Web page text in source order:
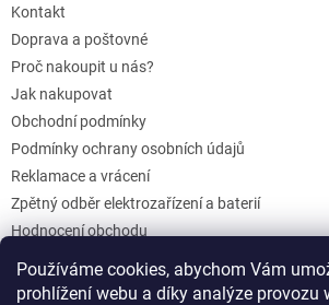
Používáme cookies, abychom Vám
prohlížení webu a díky analýze provozu
Kontakt
Doprava a poštovné
Proč nakoupit u nás?
Jak nakupovat
Obchodní podmínky
Podmínky ochrany osobních údajů
Reklamace a vrácení
Zpětný odběr elektrozařízení a baterií
Hodnocení obchodu
Dárkové poukazy
Blog